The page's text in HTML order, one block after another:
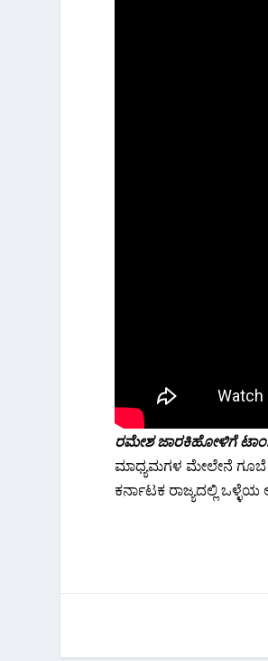
ರಮೇಶ ಜಾರಕಿಹೋಳಿಗೆ
ಮಾಧ್ಯಮಗಳ ಮೇಲೇನೆ ಗೂಬೆ
ಕರ್ನಾಟಕ ರಾಜ್ಯದಲ್ಲಿ